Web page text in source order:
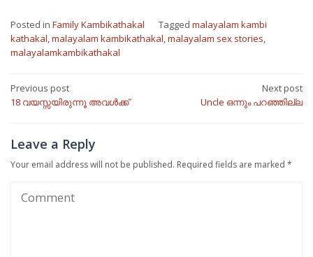
Posted in Family Kambikathakal Tagged malayalam kambi
kathakal,malayalam kambikathakal,malayalam sex stories,
malayalamkambikathakal
Post
navigation
Previous post
18 വയസ്സയിരുന്നൂ അവൾക്ക്
Next post
Uncle ഒന്നും പറഞ്ഞില്ല
Leave a Reply
Your email address will not be published. Required fields are marked *